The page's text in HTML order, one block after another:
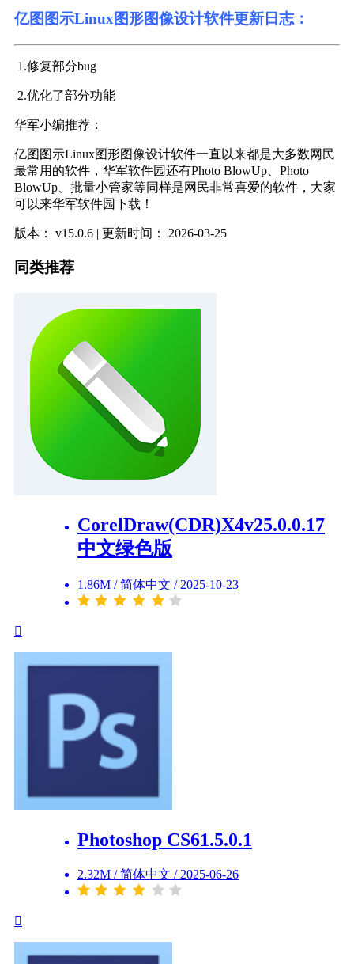
亿图图示Linux图形图像设计软件更新日志：
1.修复部分bug
2.优化了部分功能
华军小编推荐：
亿图图示Linux图形图像设计软件一直以来都是大多数网民
最常用的软件，华军软件园还有Photo BlowUp、Photo
BlowUp、批量小管家等同样是网民非常喜爱的软件，大家
可以来华军软件园下载！
版本： v15.0.6 | 更新时间： 2026-03-25
同类推荐
CorelDraw(CDR)X4v25.0.0.17
中文绿色版
1.86M / 简体中文 / 2025-10-23
Photoshop CS61.5.0.1
2.32M / 简体中文 / 2025-06-26